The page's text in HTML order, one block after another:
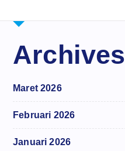
Archives
Maret 2026
Februari 2026
Januari 2026